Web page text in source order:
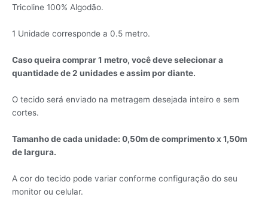
Tricoline 100% Algodão.
1 Unidade corresponde a 0.5 metro.
Caso queira comprar 1 metro, você deve selecionar a
quantidade de 2 unidades e assim por diante.
O tecido será enviado na metragem desejada inteiro e sem
cortes.
Tamanho de cada unidade: 0,50m de comprimento x 1,50m
de largura.
A cor do tecido pode variar conforme configuração do seu
monitor ou celular.